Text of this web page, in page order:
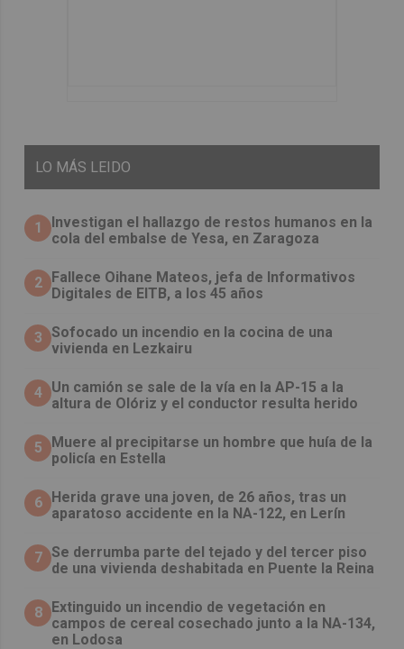
LO MÁS LEIDO
1
Investigan el hallazgo de restos humanos en la
cola del embalse de Yesa, en Zaragoza
2 Fallece Oihane Mateos, jefa de Informativos
Digitales de EITB, a los 45 años
3 Sofocado un incendio en la cocina de una
vivienda en Lezkairu
4 Un camión se sale de la vía en la AP-15 a la
altura de Olóriz y el conductor resulta herido
5
Muere al precipitarse un hombre que huía de la
policía en Estella
6 Herida grave una joven, de 26 años, tras un
aparatoso accidente en la NA-122, en Lerín
7 Se derrumba parte del tejado y del tercer piso
de una vivienda deshabitada en Puente la Reina
8 Extinguido un incendio de vegetación en
campos de cereal cosechado junto a la NA-134,
en Lodosa